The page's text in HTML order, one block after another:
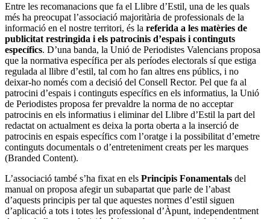
Entre les recomanacions que fa el Llibre d’Estil, una de les quals
més ha preocupat l’associació majoritària de professionals de la
informació en el nostre territori, és la referida a les matèries de
publicitat restringida i els patrocinis d’espais i continguts
específics. D’una banda, la Unió de Periodistes Valencians proposa
que la normativa específica per als períodes electorals sí que estiga
regulada al llibre d’estil, tal com ho fan altres ens públics, i no
deixar-ho només com a decisió del Consell Rector. Pel que fa al
patrocini d’espais i continguts específics en els informatius, la Unió
de Periodistes proposa fer prevaldre la norma de no acceptar
patrocinis en els informatius i eliminar del Llibre d’Estil la part del
redactat on actualment es deixa la porta oberta a la inserció de
patrocinis en espais específics com l’oratge i la possibilitat d’emetre
continguts documentals o d’entreteniment creats per les marques
(Branded Content).
L’associació també s’ha fixat en els Principis Fonamentals del
manual on proposa afegir un subapartat que parle de l’abast
d’aquests principis per tal que aquestes normes d’estil siguen
d’aplicació a tots i totes les professional d’Àpunt, independentment